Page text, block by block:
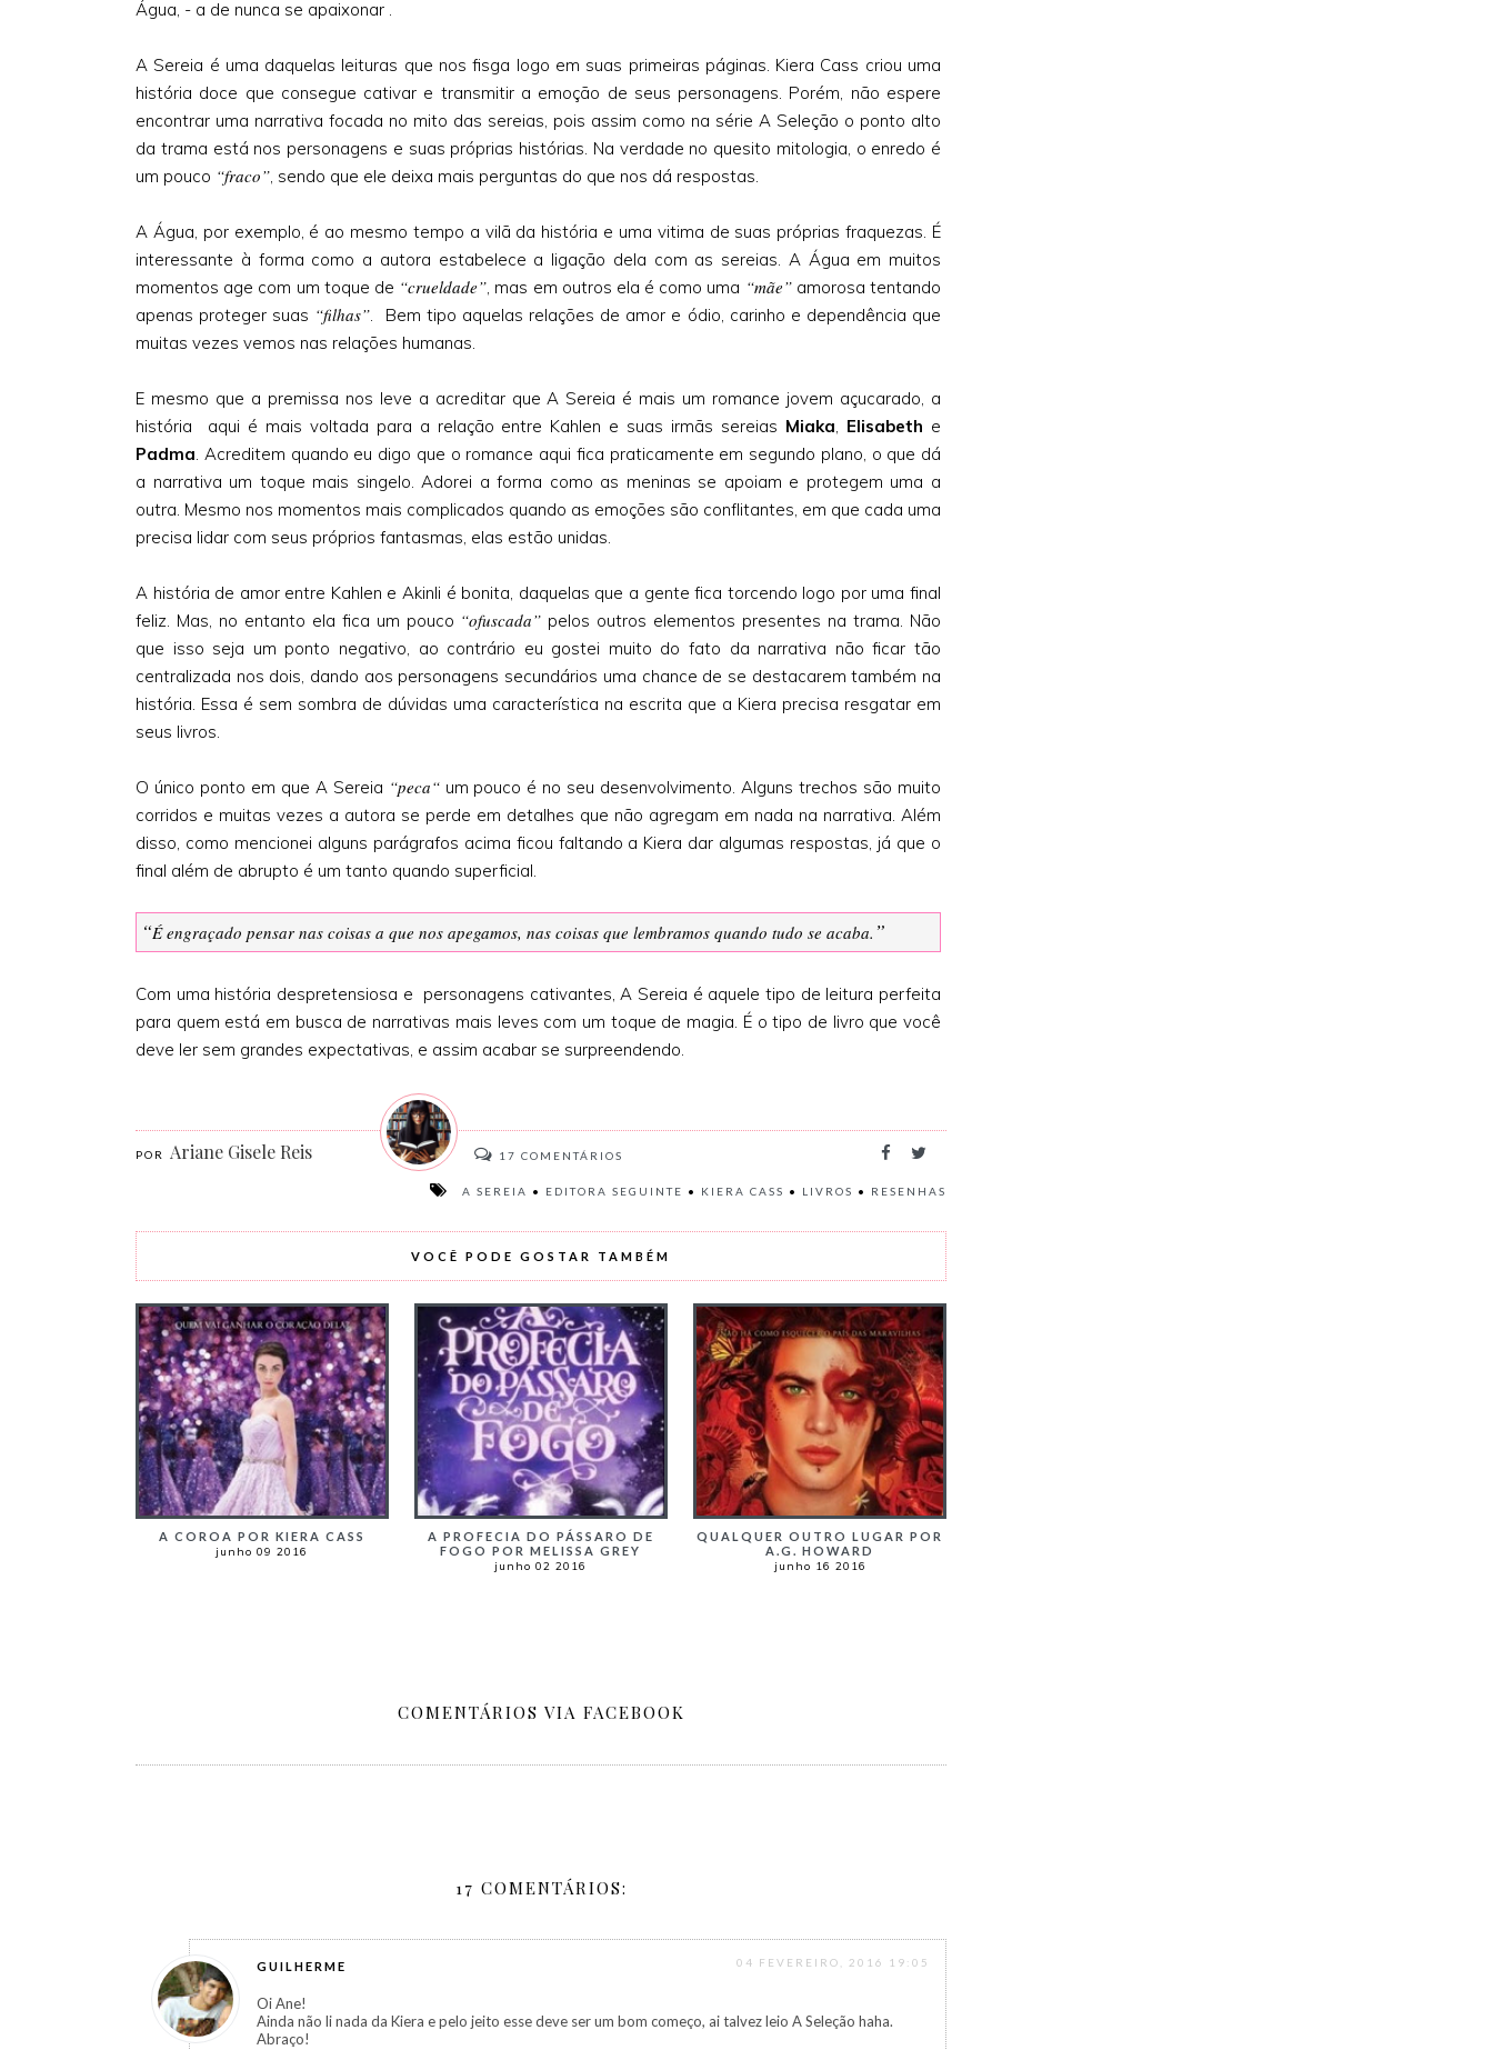
Água, - a de nunca se apaixonar .
A Sereia é uma daquelas leituras que nos fisga logo em suas primeiras páginas. Kiera Cass criou uma
história doce que consegue cativar e transmitir a emoção de seus personagens. Porém, não espere
encontrar uma narrativa focada no mito das sereias, pois assim como na série A Seleção o ponto alto
da trama está nos personagens e suas próprias histórias. Na verdade no quesito mitologia, o enredo é
um pouco “fraco”, sendo que ele deixa mais perguntas do que nos dá respostas.
A Água, por exemplo, é ao mesmo tempo a vilã da história e uma vitima de suas próprias fraquezas. É
interessante à forma como a autora estabelece a ligação dela com as sereias. A Água em muitos
momentos age com um toque de “crueldade”, mas em outros ela é como uma “mãe”amorosa tentando
apenas proteger suas “filhas”. Bem tipo aquelas relações de amor e ódio, carinho e dependência que
muitas vezes vemos nas relações humanas.
E mesmo que a premissa nos leve a acreditar que A Sereia é mais um romance jovem açucarado, a
história aqui é mais voltada para a relação entre Kahlen e suas irmãs sereias Miaka, Elisabeth e
Padma. Acreditem quando eu digo que o romance aqui fica praticamente em segundo plano, o que dá
a narrativa um toque mais singelo. Adorei a forma como as meninas se apoiam e protegem uma a
outra. Mesmo nos momentos mais complicados quando as emoções são conflitantes, em que cada uma
precisa lidar com seus próprios fantasmas, elas estão unidas.
A história de amor entre Kahlen e Akinli é bonita, daquelas que a gente fica torcendo logo por uma final
feliz. Mas, no entanto ela fica um pouco “ofuscada” pelos outros elementos presentes na trama. Não
que isso seja um ponto negativo, ao contrário eu gostei muito do fato da narrativa não ficar tão
centralizada nos dois, dando aos personagens secundários uma chance de se destacarem também na
história. Essa é sem sombra de dúvidas uma característica na escrita que a Kiera precisa resgatar em
seus livros.
O único ponto em que A Sereia “peca“um pouco é no seu desenvolvimento. Alguns trechos são muito
corridos e muitas vezes a autora se perde em detalhes que não agregam em nada na narrativa. Além
disso, como mencionei alguns parágrafos acima ficou faltando a Kiera dar algumas respostas, já que o
final além de abrupto é um tanto quando superficial.
“É engraçado pensar nas coisas a que nos apegamos, nas coisas que lembramos quando tudo se acaba. ”
Com uma história despretensiosa e personagens cativantes, A Sereia é aquele tipo de leitura perfeita
para quem está em busca de narrativas mais leves com um toque de magia. É o tipo de livro que você
deve ler sem grandes expectativas, e assim acabar se surpreendendo.
Ariane Gisele Reis 17 COMENTÁRIOS
A SEREIA • EDITORA SEGUINTE • KIERA CASS • LIVROS • RESENHAS
VOCÊ PODE GOSTAR TAMBÉM
A COROA POR KIERA CASS
junho 09 2016
A PROFECIA DO PÁSSARO DE
FOGO POR MELISSA GREY
junho 02 2016
QUALQUER OUTRO LUGAR POR
A.G. HOWARD
junho 16 2016
COMENTÁRIOS VIA FACEBOOK
17 COMENTÁRIOS:
GUILHERME 04 FEVEREIRO, 2016 19:05
Oi Ane!
Ainda não li nada da Kiera e pelo jeito esse deve ser um bom começo, ai talvez leio A Seleção haha.
Abraço!